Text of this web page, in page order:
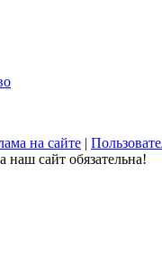
на сайте |
наш сайт обязательна!